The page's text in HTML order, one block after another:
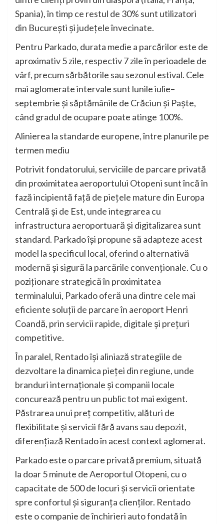
Spania), în timp ce restul de 30% sunt utilizatori
din București și județele învecinate.
Pentru Parkado, durata medie a parcărilor este de
aproximativ 5 zile, respectiv 7 zile în perioadele de
vârf, precum sărbătorile sau sezonul estival. Cele
mai aglomerate intervale sunt lunile iulie–
septembrie și săptămânile de Crăciun și Paște,
când gradul de ocupare poate atinge 100%.
Alinierea la standarde europene, între planurile pe
termen mediu
Potrivit fondatorului, serviciile de parcare privată
din proximitatea aeroportului Otopeni sunt încă în
fază incipientă față de piețele mature din Europa
Centrală și de Est, unde integrarea cu
infrastructura aeroportuară și digitalizarea sunt
standard. Parkado își propune să adapteze acest
model la specificul local, oferind o alternativă
modernă și sigură la parcările convenționale. Cu o
poziționare strategică în proximitatea
terminalului, Parkado oferă una dintre cele mai
eficiente soluții de parcare în aeroport Henri
Coandă, prin servicii rapide, digitale și prețuri
competitive.
În paralel, Rentado își aliniază strategiile de
dezvoltare la dinamica pieței din regiune, unde
branduri internaționale și companii locale
concurează pentru un public tot mai exigent.
Păstrarea unui preț competitiv, alături de
flexibilitate și servicii fără avans sau depozit,
diferențiază Rentado în acest context aglomerat.
Parkado este o parcare privată premium, situată
la doar 5 minute de Aeroportul Otopeni, cu o
capacitate de 500 de locuri și servicii orientate
spre confortul și siguranța clienților. Rentado
este o companie de închirieri auto fondată în